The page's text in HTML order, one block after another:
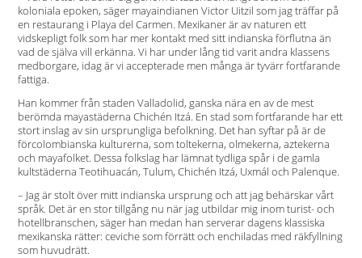
koloniala epoken, säger mayaindianen Victor Uitzil som jag träffar på
en restaurang i Playa del Carmen. Mexikaner är av naturen ett
vidskepligt folk som har mer kontakt med sitt indianska förflutna än
vad de själva vill erkänna. Vi har under lång tid varit andra klassens
medborgare, idag är vi accepterade men många är tyvärr fortfarande
fattiga.
Han kommer från staden Valladolid, ganska nära en av de mest
berömda mayastäderna Chichén Itzá. En stad som fortfarande har ett
stort inslag av sin ursprungliga befolkning. Det han syftar på är de
förcolombianska kulturerna, som toltekerna, olmekerna, aztekerna
och mayafolket. Dessa folkslag har lämnat tydliga spår i de gamla
kultstäderna Teotihuacán, Tulum, Chichén Itzá, Uxmál och Palenque.
– Jag är stolt över mitt indianska ursprung och att jag behärskar vårt
språk. Det är en stor tillgång nu när jag utbildar mig inom turist- och
hotellbranschen, säger han medan han serverar dagens klassiska
mexikanska rätter: ceviche som förrätt och enchiladas med räkfyllning
som huvudrätt.